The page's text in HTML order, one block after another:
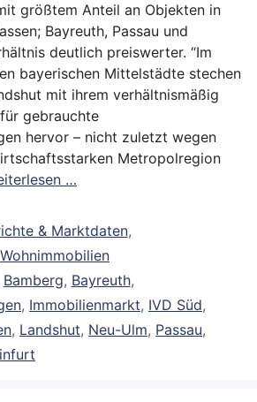
größtem Anteil an Objekten in
Bayreuth, Passau und
deutlich preiswerter. “Im
bayerischen Mittelstädte stechen
mit ihrem verhältnismäßig
gebrauchte
hervor – nicht zuletzt wegen
Metropolregion
…
& Marktdaten,
Wohnimmobilien
Bamberg, Bayreuth,
, Immobilienmarkt, IVD Süd,
, Landshut, Neu-Ulm, Passau,